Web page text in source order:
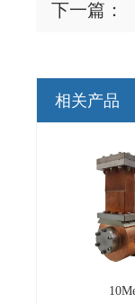
下一篇：
相关产品